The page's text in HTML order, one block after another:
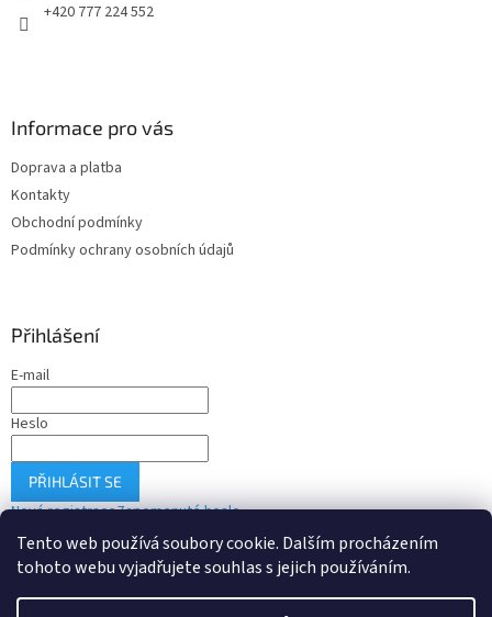
Tento web používá soubory cookie. Dalším procházením
tohoto webu vyjadřujete souhlas s jejich používáním.
+420 777 224 552
Informace pro vás
Doprava a platba
Kontakty
Obchodní podmínky
Podmínky ochrany osobních údajů
Přihlášení
E-mail
Heslo
PŘIHLÁSIT SE
Nová registraceZapomenuté heslo